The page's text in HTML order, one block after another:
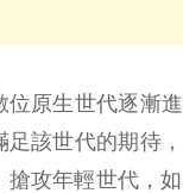
位原生世代逐漸
足該世代的期待
搶攻年輕世代，